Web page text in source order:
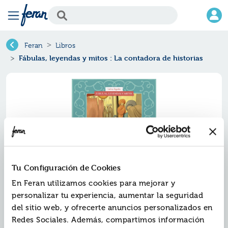
Tu Configuración de Cookies
En Feran utilizamos cookies para mejorar y
personalizar tu experiencia, aumentar la seguridad
del sitio web, y ofrecerte anuncios personalizados en
Redes Sociales. Además, compartimos información
Feran Libros
Fábulas, leyendas y mitos : La contadora de historias
Fábulas, leyendas y mitos : la
contadora de historias